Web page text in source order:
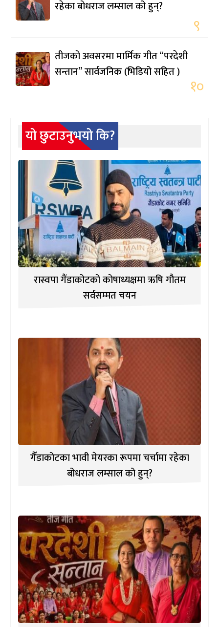
रहेका बोधराज लम्साल को हुन्?
९
तीजको अवसरमा मार्मिक गीत “परदेशी
सन्तान” सार्वजनिक (भिडियो सहित )
१०
यो छुटाउनुभयो कि?
रास्वपा गैंडाकोटको कोषाध्यक्षमा ऋषि गौतम
सर्वसम्मत चयन
गैँडाकोटका भावी मेयरका रूपमा चर्चामा रहेका
बोधराज लम्साल को हुन्?